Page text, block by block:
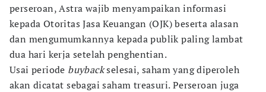
perseroan, Astra wajib menyampaikan informasi
kepada Otoritas Jasa Keuangan (OJK) beserta alasan
dan mengumumkannya kepada publik paling lambat
dua hari kerja setelah penghentian.
Usai periode buybackselesai, saham yang diperoleh
akan dicatat sebagai saham treasuri. Perseroan juga